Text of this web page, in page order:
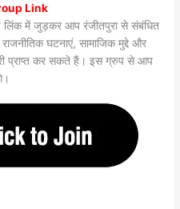
Link
लिंक में जुड़कर आप रंजीतपुरा से संबंधित
घटनाएं, सामाजिक मुद्दे और
प्राप्त कर सकते हैं। इस ग्रुप से आप